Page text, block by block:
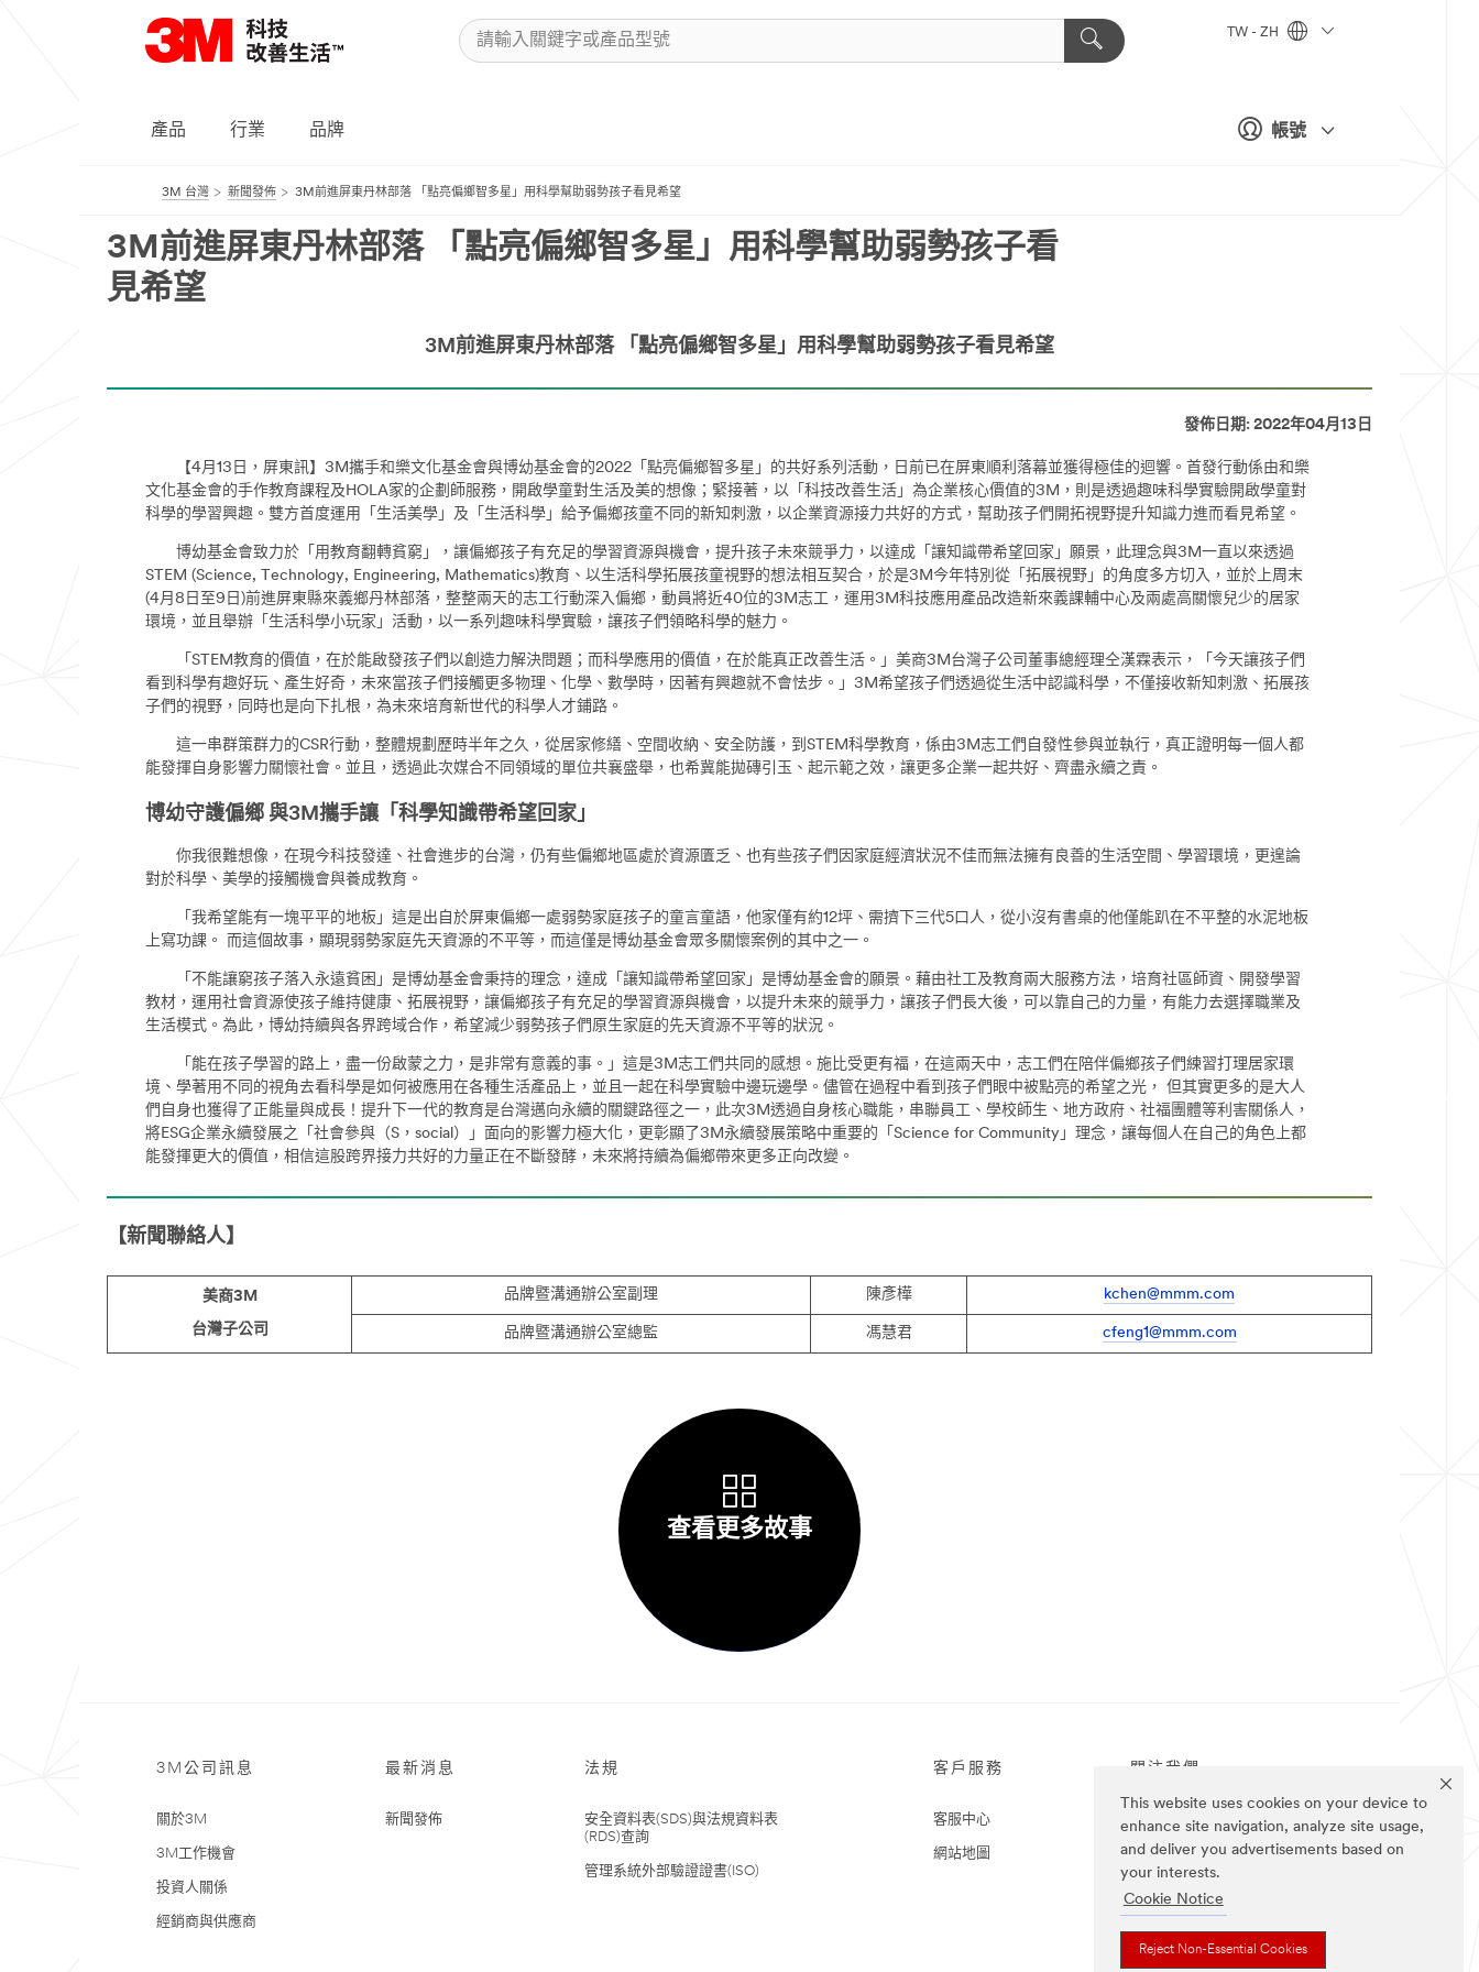
This website uses cookies on your device to
enhance site navigation, analyze site usage,
and deliver you advertisements based on
your interests.
Cookie Notice
Reject Non-Essential Cookies
帳號
TW - ZH
產品 行業 品牌
3M 台灣 新聞發佈 3M前進屏東丹林部落 「點亮偏鄉智多星」用科學幫助弱勢孩子看見希望
3M前進屏東丹林部落 「點亮偏鄉智多星」用科學幫助弱勢孩子看
見希望
3M前進屏東丹林部落 「點亮偏鄉智多星」用科學幫助弱勢孩子看見希望
發佈日期: 2022年04月13日
【4月13日，屏東訊】3M攜手和樂文化基金會與博幼基金會的2022「點亮偏鄉智多星」的共好系列活動，日前已在屏東順利落幕並獲得極佳的迴響。首發行動係由和樂
文化基金會的手作教育課程及HOLA家的企劃師服務，開啟學童對生活及美的想像；緊接著，以「科技改善生活」為企業核心價值的3M，則是透過趣味科學實驗開啟學童對
科學的學習興趣。雙方首度運用「生活美學」及「生活科學」給予偏鄉孩童不同的新知刺激，以企業資源接力共好的方式，幫助孩子們開拓視野提升知識力進而看見希望。
博幼基金會致力於「用教育翻轉貧窮」，讓偏鄉孩子有充足的學習資源與機會，提升孩子未來競爭力，以達成「讓知識帶希望回家」願景，此理念與3M一直以來透過
STEM (Science, Technology, Engineering, Mathematics)教育、以生活科學拓展孩童視野的想法相互契合，於是3M今年特別從「拓展視野」的角度多方切入，並於上周末
(4月8日至9日)前進屏東縣來義鄉丹林部落，整整兩天的志工行動深入偏鄉，動員將近40位的3M志工，運用3M科技應用產品改造新來義課輔中心及兩處高關懷兒少的居家
環境，並且舉辦「生活科學小玩家」活動，以一系列趣味科學實驗，讓孩子們領略科學的魅力。
「STEM教育的價值，在於能啟發孩子們以創造力解決問題；而科學應用的價值，在於能真正改善生活。」美商3M台灣子公司董事總經理仝漢霖表示，「今天讓孩子們
看到科學有趣好玩、產生好奇，未來當孩子們接觸更多物理、化學、數學時，因著有興趣就不會怯步。」3M希望孩子們透過從生活中認識科學，不僅接收新知刺激、拓展孩
子們的視野，同時也是向下扎根，為未來培育新世代的科學人才鋪路。
這一串群策群力的CSR行動，整體規劃歷時半年之久，從居家修繕、空間收納、安全防護，到STEM科學教育，係由3M志工們自發性參與並執行，真正證明每一個人都
能發揮自身影響力關懷社會。並且，透過此次媒合不同領域的單位共襄盛舉，也希冀能拋磚引玉、起示範之效，讓更多企業一起共好、齊盡永續之責。
博幼守護偏鄉 與3M攜手讓「科學知識帶希望回家」
你我很難想像，在現今科技發達、社會進步的台灣，仍有些偏鄉地區處於資源匱乏、也有些孩子們因家庭經濟狀況不佳而無法擁有良善的生活空間、學習環境，更遑論
對於科學、美學的接觸機會與養成教育。
「我希望能有一塊平平的地板」這是出自於屏東偏鄉一處弱勢家庭孩子的童言童語，他家僅有約12坪、需擠下三代5口人，從小沒有書桌的他僅能趴在不平整的水泥地板
上寫功課。 而這個故事，顯現弱勢家庭先天資源的不平等，而這僅是博幼基金會眾多關懷案例的其中之一。
「不能讓窮孩子落入永遠貧困」是博幼基金會秉持的理念，達成「讓知識帶希望回家」是博幼基金會的願景。藉由社工及教育兩大服務方法，培育社區師資、開發學習
教材，運用社會資源使孩子維持健康、拓展視野，讓偏鄉孩子有充足的學習資源與機會，以提升未來的競爭力，讓孩子們長大後，可以靠自己的力量，有能力去選擇職業及
生活模式。為此，博幼持續與各界跨域合作，希望減少弱勢孩子們原生家庭的先天資源不平等的狀況。
「能在孩子學習的路上，盡一份啟蒙之力，是非常有意義的事。」這是3M志工們共同的感想。施比受更有福，在這兩天中，志工們在陪伴偏鄉孩子們練習打理居家環
境、學著用不同的視角去看科學是如何被應用在各種生活產品上，並且一起在科學實驗中邊玩邊學。儘管在過程中看到孩子們眼中被點亮的希望之光， 但其實更多的是大人
們自身也獲得了正能量與成長！提升下一代的教育是台灣邁向永續的關鍵路徑之一，此次3M透過自身核心職能，串聯員工、學校師生、地方政府、社福團體等利害關係人，
將ESG企業永續發展之「社會參與（S，social）」面向的影響力極大化，更彰顯了3M永續發展策略中重要的「Science for Community」理念，讓每個人在自己的角色上都
能發揮更大的價值，相信這股跨界接力共好的力量正在不斷發酵，未來將持續為偏鄉帶來更多正向改變。
【新聞聯絡人】
美商3M
台灣子公司
品牌暨溝通辦公室副理 陳彥樺 kchen@mmm.com
品牌暨溝通辦公室總監 馮慧君 cfeng1@mmm.com
查看更多故事
3M公司訊息
關於3M
3M工作機會
投資人關係
經銷商與供應商
最新消息
新聞發佈
法規
安全資料表(SDS)與法規資料表
(RDS)查詢
管理系統外部驗證證書(ISO)
客戶服務
客服中心
網站地圖
關注我們